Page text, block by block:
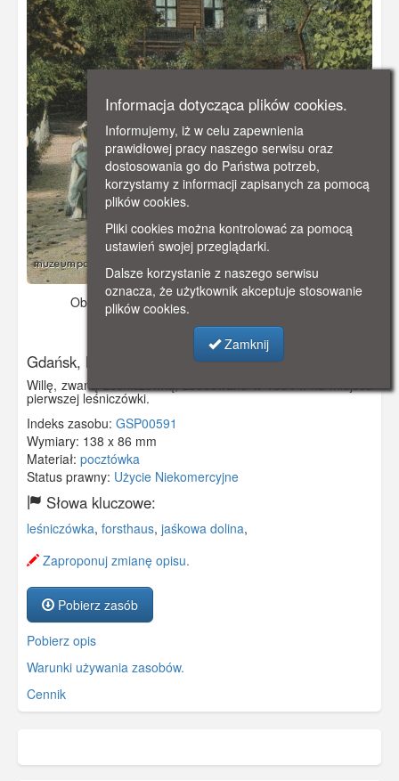
Obraz pochodzi z 1912 r. Dodano: 2019-10-26 00:39
Wyświetlono: 4139
Gdańsk, Leśniczówka w Jaśkowej Dolinie
Willę, zwaną Leśniczówką, zbudowano w 1884 r. na miejscu
pierwszej leśniczówki.
Indeks zasobu: GSP00591
Wymiary: 138 x 86 mm
Materiał: pocztówka
Status prawny: Użycie Niekomercyjne
Słowa kluczowe:
leśniczówka, forsthaus, jaśkowa dolina,
Zaproponuj zmianę opisu.
Pobierz zasób
Pobierz opis
Warunki używania zasobów.
Cennik
Informacja dotycząca plików cookies.
Informujemy, iż w celu zapewnienia
prawidłowej pracy naszego serwisu oraz
dostosowania go do Państwa potrzeb,
korzystamy z informacji zapisanych za pomocą
plików cookies.
Pliki cookies można kontrolować za pomocą
ustawień swojej przeglądarki.
Dalsze korzystanie z naszego serwisu
oznacza, że użytkownik akceptuje stosowanie
plików cookies.
Zamknij